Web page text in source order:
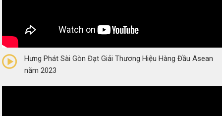
(0 Reviews)
Hưng Phát Sài Gòn Đạt Giải Thương Hiệu Hàng Đầu Asean
năm 2023